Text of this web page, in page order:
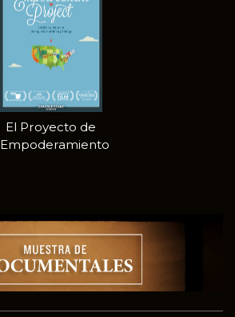
El Proyecto de
Empoderamiento